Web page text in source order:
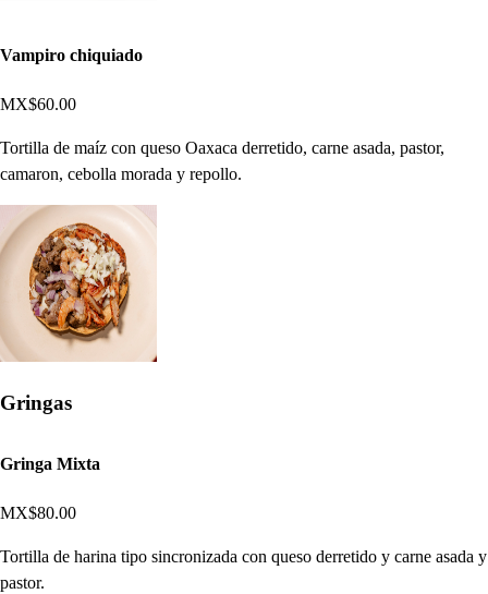
Vampiro chiquiado
MX$60.00
Tortilla de maíz con queso Oaxaca derretido, carne asada, pastor,
camaron, cebolla morada y repollo.
Gringas
Gringa Mixta
MX$80.00
Tortilla de harina tipo sincronizada con queso derretido y carne asada y
pastor.